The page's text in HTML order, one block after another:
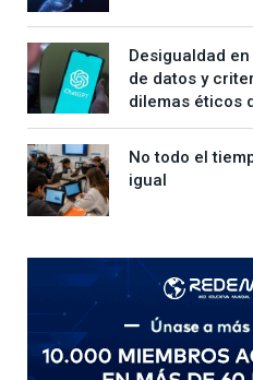
Desigualdad
de datos y
dilemas éticos
No todo el
igual